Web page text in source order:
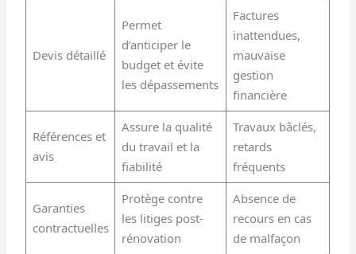
Devis détaillé
Permet
d’anticiper le
budget et évite
les dépassements
Factures
inattendues,
mauvaise
gestion
financière
Références et
avis
Assure la qualité
du travail et la
fiabilité
Travaux bâclés,
retards
fréquents
Garanties
contractuelles
Protège contre
les litiges post-
rénovation
Absence de
recours en cas
de malfaçon